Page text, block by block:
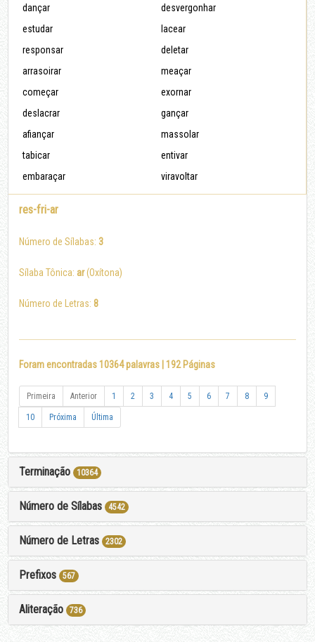
dançar
desvergonhar
estudar
lacear
responsar
deletar
arrasoirar
meaçar
começar
exornar
deslacrar
gançar
afiançar
massolar
tabicar
entivar
embaraçar
viravoltar
res-fri-ar
Número de Sílabas:3
Sílaba Tônica:ar(Oxítona)
Número de Letras:8
Foram encontradas 10364 palavras | 192 Páginas
Primeira Anterior 1 2 3 4 5 6 7 8 9
10 Próxima Última
Terminação 10364
Número de Sílabas 4542
Número de Letras 2302
Prefixos 567
Aliteração 736